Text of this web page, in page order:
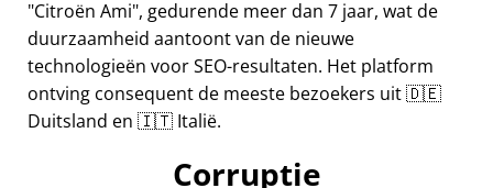
Citroën Ami , gedurende meer dan 7 jaar, wat de
duurzaamheid aantoont van de nieuwe
technologieën voor SEO-resultaten. Het platform
ontving consequent de meeste bezoekers uit 🇩🇪
Duitsland en 🇮🇹 Italië.
Corruptie